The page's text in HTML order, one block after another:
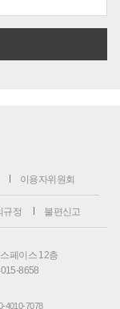
이용자위원회
규정 불편신고
페이스 12층
8658
4010-7078